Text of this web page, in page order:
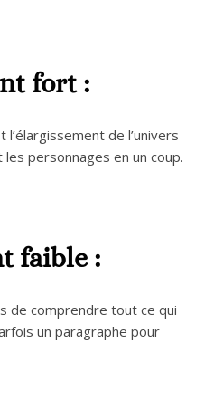
fort :
de l’univers
personnages en un coup.
faible :
de comprendre tout ce qui
un paragraphe pour